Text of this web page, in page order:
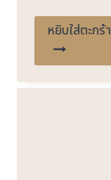
หยิบใส่ตะกร้า